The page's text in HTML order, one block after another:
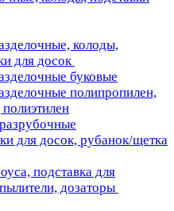
колоды,
для досок
буковые
полипропилен,
полиэтилен
для досок, рубанок/щетка
подставка для
дозаторы